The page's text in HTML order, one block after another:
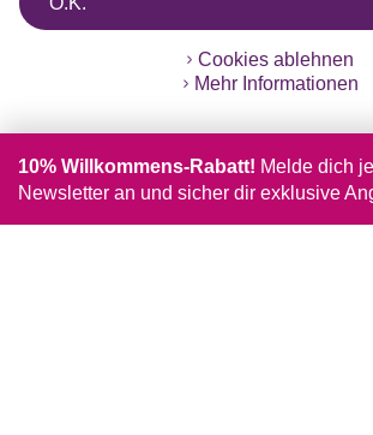
Cookies ablehnen
Mehr Informationen
10% Willkommens-Rabatt! Melde dich
Newsletter an und sicher dir exklusive